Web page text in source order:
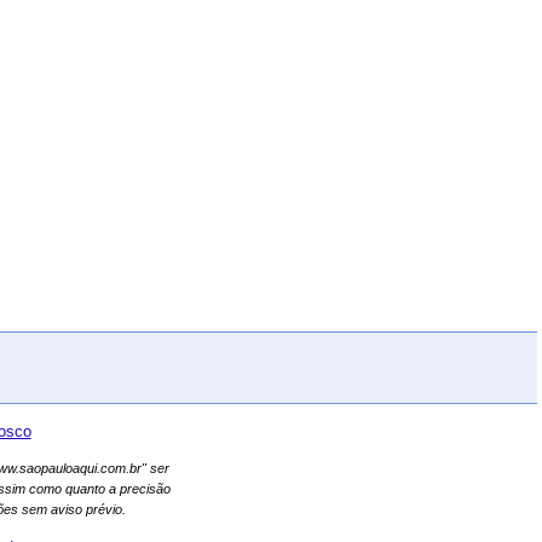
ser
como quanto a precisão
sem aviso prévio.